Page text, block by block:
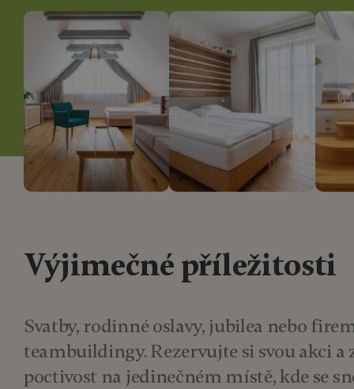
Výjimečné příležitosti
Svatby, rodinné oslavy, jubilea nebo
teambuildingy. Rezervujte si svou akci a
poctivost na jedinečném místě, kde se